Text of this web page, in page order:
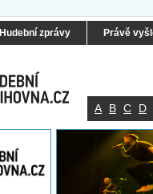
Hudební zprávy Právě
A B C D